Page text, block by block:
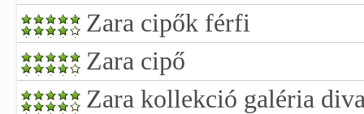
Zara cipők férfi
Zara cipő
Zara kollekció galéria